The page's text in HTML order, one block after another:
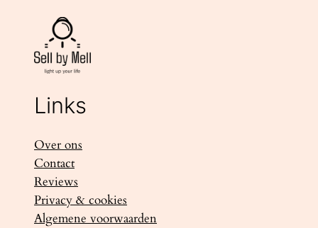
Links
Over ons
Contact
Reviews
Privacy & cookies
Algemene voorwaarden